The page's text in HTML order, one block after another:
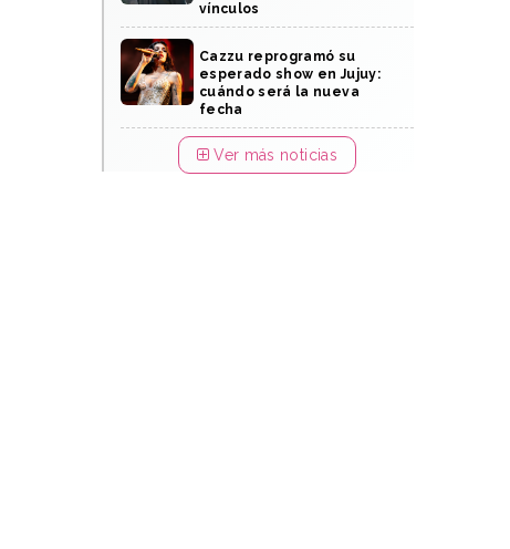
vínculos
Cazzu reprogramó su
esperado show en Jujuy:
cuándo será la nueva
fecha
Ver más noticias